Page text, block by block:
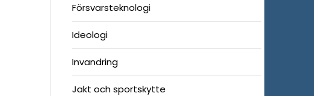
Försvarsteknologi
Ideologi
Invandring
Jakt och sportskytte